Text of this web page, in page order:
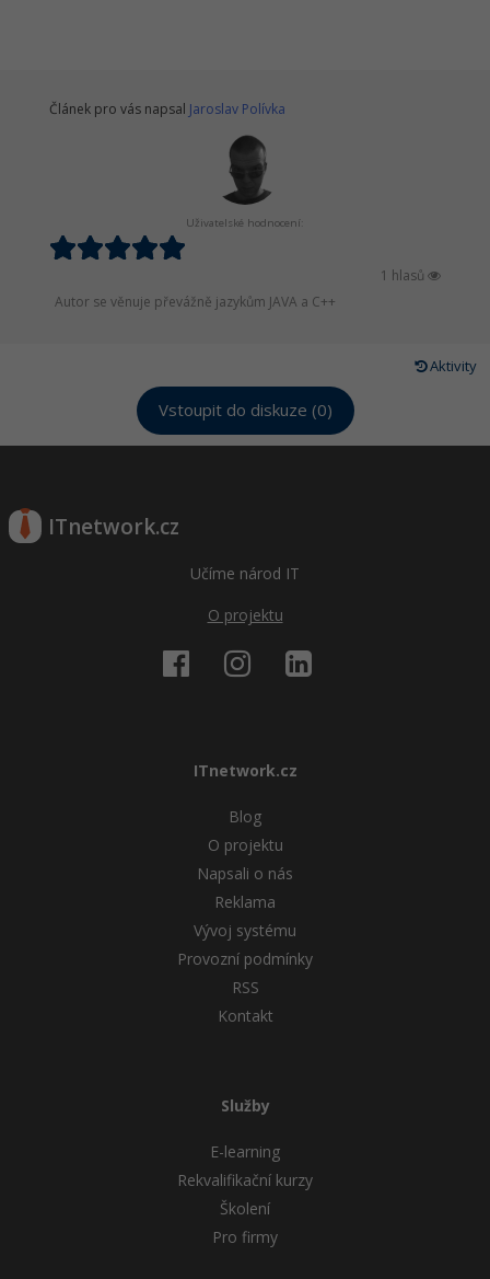
Článek pro vás napsal Jaroslav Polívka
Uživatelské hodnocení:
1 hlasů
Autor se věnuje převážně jazykům JAVA a C++
Aktivity
Vstoupit do diskuze (0)
ITnetwork.cz
Učíme národ IT
O projektu
ITnetwork.cz
Blog
O projektu
Napsali o nás
Reklama
Vývoj systému
Provozní podmínky
RSS
Kontakt
Služby
E-learning
Rekvalifikační kurzy
Školení
Pro firmy